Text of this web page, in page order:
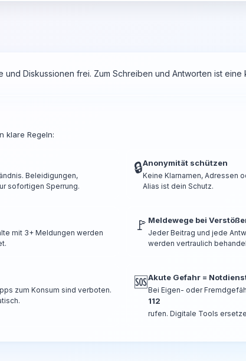
Diskussionen frei. Zum Schreiben und Antworten ist
klare Regeln:
Beleidigungen,
sofortigen Sperrung.
🔒Anonymität schützen
Keine Klarnamen, Adressen
Alias ist dein Schutz.
mit 3+ Meldungen werden
🚩 Meldewege bei
Jeder Beitrag und jede
werden vertraulich
zum Konsum sind verboten.
🆘Akute Gefahr =
Bei Eigen- oder
112
rufen. Digitale Tools